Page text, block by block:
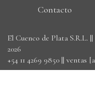
Contacto
El Cuenco de Plata S.R.L.
2026
+54 11 4269 9850 || ventas